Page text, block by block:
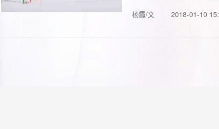
杨霞/文
2018-01-10